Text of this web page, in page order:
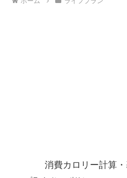
消費カロリー計算